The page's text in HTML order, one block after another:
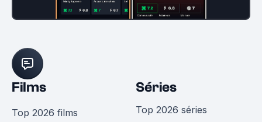
Films
Top 2026 films
Séries
Top 2026 séries